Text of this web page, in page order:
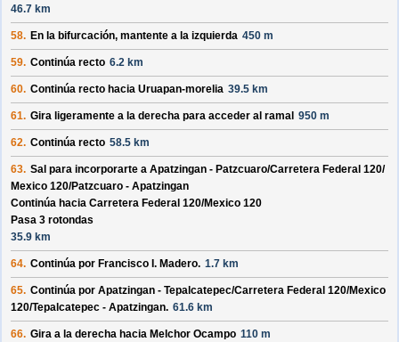
46.7 km
58. En la bifurcación, mantente a la izquierda 450 m
59. Continúa recto 6.2 km
60. Continúa recto hacia Uruapan-morelia 39.5 km
61. Gira ligeramente a la derecha para acceder al ramal 950 m
62. Continúa recto 58.5 km
63. Sal para incorporarte a Apatzingan - Patzcuaro/Carretera Federal 120/
Mexico 120/Patzcuaro - Apatzingan
Continúa hacia Carretera Federal 120/Mexico 120
Pasa 3 rotondas
35.9 km
64. Continúa por Francisco I. Madero. 1.7 km
65. Continúa por Apatzingan - Tepalcatepec/Carretera Federal 120/Mexico
120/Tepalcatepec - Apatzingan. 61.6 km
66. Gira a la derecha hacia Melchor Ocampo 110 m